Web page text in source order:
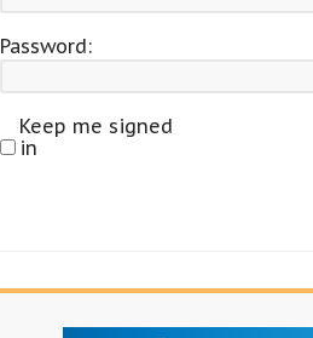
Password:
Keep me signed
in